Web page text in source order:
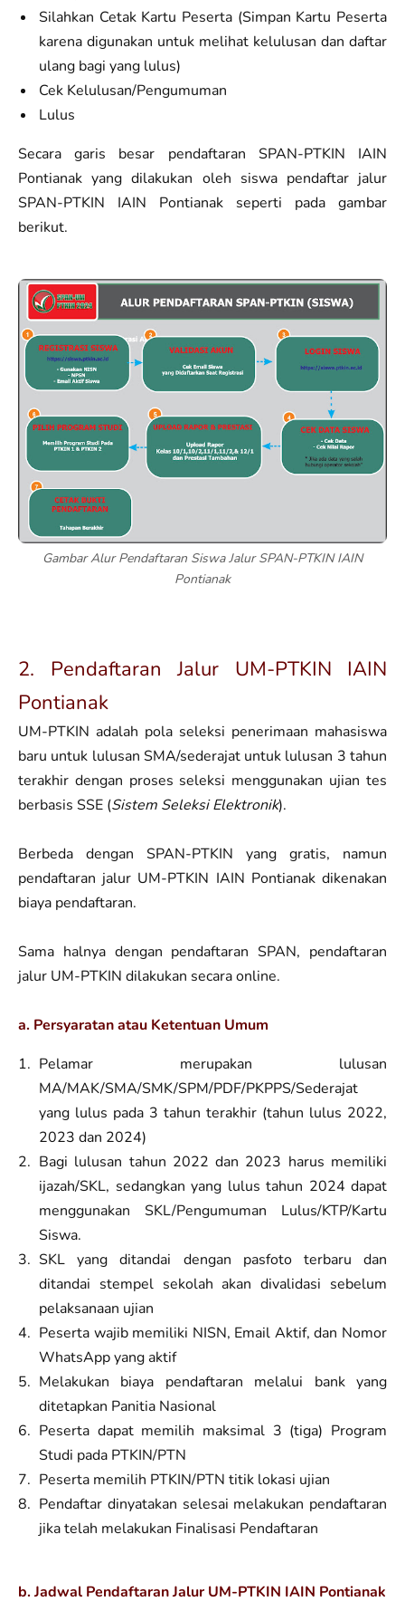
Silahkan Cetak Kartu Peserta (Simpan Kartu Peserta
karena digunakan untuk melihat kelulusan dan daftar
ulang bagi yang lulus)
Cek Kelulusan/Pengumuman
Lulus
Secara garis besar pendaftaran SPAN-PTKIN IAIN
Pontianak yang dilakukan oleh siswa pendaftar jalur
SPAN-PTKIN IAIN Pontianak seperti pada gambar
berikut.
Gambar Alur Pendaftaran Siswa Jalur SPAN-PTKIN IAIN
Pontianak
2. Pendaftaran Jalur UM-PTKIN IAIN
Pontianak
UM-PTKIN adalah pola seleksi penerimaan mahasiswa
baru untuk lulusan SMA/sederajat untuk lulusan 3 tahun
terakhir dengan proses seleksi menggunakan ujian tes
berbasis SSE (Sistem Seleksi Elektronik).
Berbeda dengan SPAN-PTKIN yang gratis, namun
pendaftaran jalur UM-PTKIN IAIN Pontianak dikenakan
biaya pendaftaran.
Sama halnya dengan pendaftaran SPAN, pendaftaran
jalur UM-PTKIN dilakukan secara online.
a. Persyaratan atau Ketentuan Umum
Pelamar merupakan lulusan
MA/MAK/SMA/SMK/SPM/PDF/PKPPS/Sederajat
yang lulus pada 3 tahun terakhir (tahun lulus 2022,
2023 dan 2024)
Bagi lulusan tahun 2022 dan 2023 harus memiliki
ijazah/SKL, sedangkan yang lulus tahun 2024 dapat
menggunakan SKL/Pengumuman Lulus/KTP/Kartu
Siswa.
SKL yang ditandai dengan pasfoto terbaru dan
ditandai stempel sekolah akan divalidasi sebelum
pelaksanaan ujian
Peserta wajib memiliki NISN, Email Aktif, dan Nomor
WhatsApp yang aktif
Melakukan biaya pendaftaran melalui bank yang
ditetapkan Panitia Nasional
Peserta dapat memilih maksimal 3 (tiga) Program
Studi pada PTKIN/PTN
Peserta memilih PTKIN/PTN titik lokasi ujian
Pendaftar dinyatakan selesai melakukan pendaftaran
jika telah melakukan Finalisasi Pendaftaran
b. Jadwal Pendaftaran Jalur UM-PTKIN IAIN Pontianak